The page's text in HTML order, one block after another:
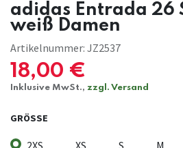
adidas Entrada 26
weiß Damen
Artikelnummer: JZ2537
18,00 €
Inklusive MwSt., zzgl. Versand
GRÖSSE
2XS XS S M